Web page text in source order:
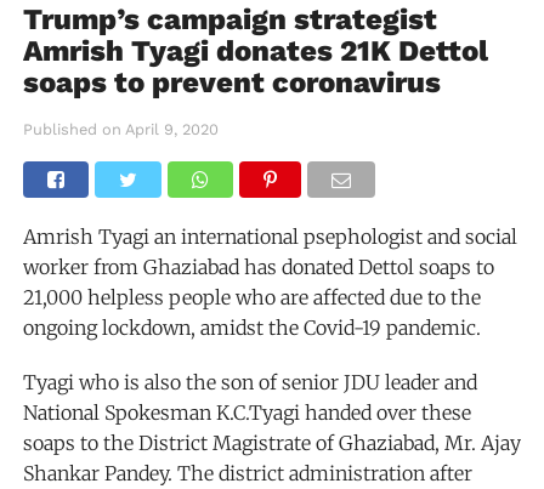
Trump’s campaign strategist
Amrish Tyagi donates 21K Dettol
soaps to prevent coronavirus
Published on April 9, 2020
Amrish Tyagi an international psephologist and social
worker from Ghaziabad has donated Dettol soaps to
21,000 helpless people who are affected due to the
ongoing lockdown, amidst the Covid-19 pandemic.
Tyagi who is also the son of senior JDU leader and
National Spokesman K.C.Tyagi handed over these
soaps to the District Magistrate of Ghaziabad, Mr. Ajay
Shankar Pandey. The district administration after